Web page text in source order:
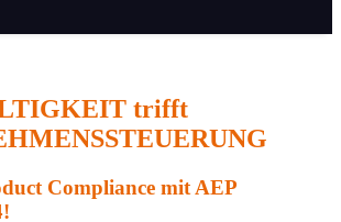
trifft
Compliance mit AEP
!